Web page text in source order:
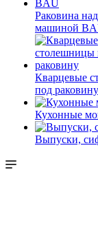
Раковина
машиной
Кварцевые
под раковину
Кухонные
Выпуски,